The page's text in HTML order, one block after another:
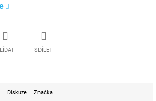
SDÍLET
Diskuze Značka